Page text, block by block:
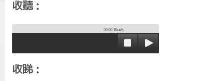
收聽：
00:00 Ready
收睇：